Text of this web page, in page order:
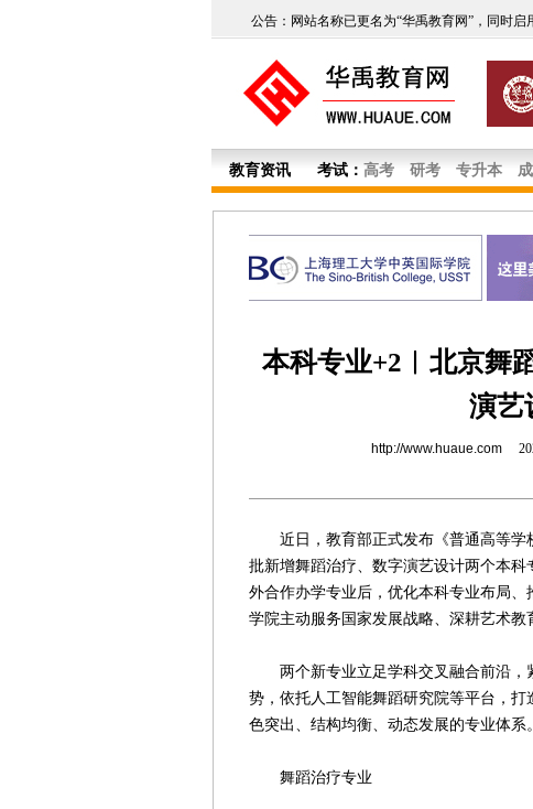
公告：网站名称已更名为“华禹教育网”，同时启
教育资讯 考试： 高考 研考 专升本
本科专业+2︱北京舞
演艺
http://www.huaue.com
近日，教育部正式发布《普通高等学
批新增舞蹈治疗、数字演艺设计两个本
外合作办学专业后，优化本科专业布局
学院主动服务国家发展战略、深耕艺术教
两个新专业立足学科交叉融合前沿，
势，依托人工智能舞蹈研究院等平台，
色突出、结构均衡、动态发展的专业体系。
舞蹈治疗专业